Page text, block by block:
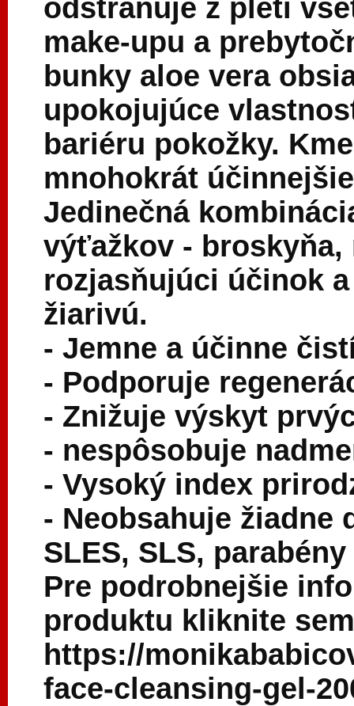
odstraňuje z pleti
make-upu a
bunky aloe vera
upokojujúce
bariéru pokožky.
mnohokrát
Jedinečná
výťažkov - broskyňa,
rozjasňujúci účinok
žiarivú.
- Jemne a účinne
- Podporuje
- Znižuje výskyt
- nespôsobuje
- Vysoký index
- Neobsahuje žiadne
SLES, SLS, parabény
Pre podrobnejšie
produktu kliknite
https://
face-cleansing-gel-